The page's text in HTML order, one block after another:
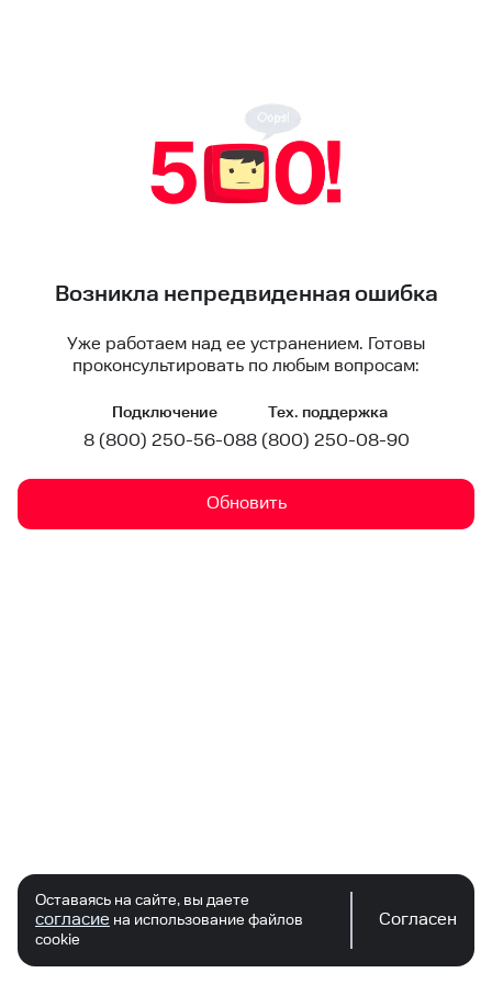
Возникла непредвиденная ошибка
Уже работаем над ее устранением. Готовы
проконсультировать по любым вопросам:
Подключение
8 (800) 250-56-08
Тех. поддержка
8 (800) 250-08-90
Обновить
Оставаясь на сайте, вы даете
согласие на использование файлов
cookie
Согласен